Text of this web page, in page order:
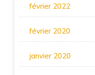
février 2022
février 2020
janvier 2020